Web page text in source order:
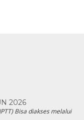
2026
Bisa diakses melalui